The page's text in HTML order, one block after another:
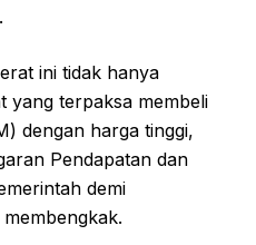
ini tidak hanya
yang terpaksa membeli
dengan harga tinggi,
Pendapatan dan
demi